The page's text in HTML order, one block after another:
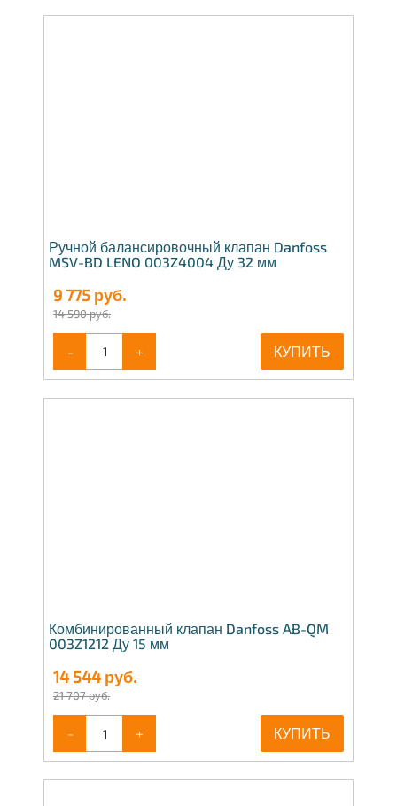
Ручной балансировочный клапан Danfoss
MSV-BD LENO 003Z4004 Ду 32 мм
9 775 руб.
14 590 руб.
- + КУПИТЬ
Комбинированный клапан Danfoss AB-QM
003Z1212 Ду 15 мм
14 544руб.
21 707 руб.
- + КУПИТЬ